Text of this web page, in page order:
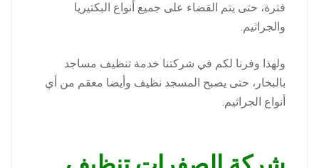
فترة، حتى يتم القضاء على جميع أنواع البكتيريا
والجراثيم.
ولهذا وفرنا لكم في شركتنا خدمة تنظيف مساجد
بالبخار، حتى يصبح المسجد نظيف وأيضا معقم من أي
أنواع الجراثيم.